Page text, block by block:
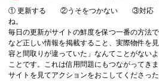
① 更新する ②うそをつかない ③対応
ね。
毎日の更新がサイトの鮮度を保つ一番の方法
など正しい情報を掲載すること、実際物件を
容と間取りが違っていた」なんてことがない
ことです。これは信用問題にもつながってきま
サイトを見てアクションをおこしてくださっ